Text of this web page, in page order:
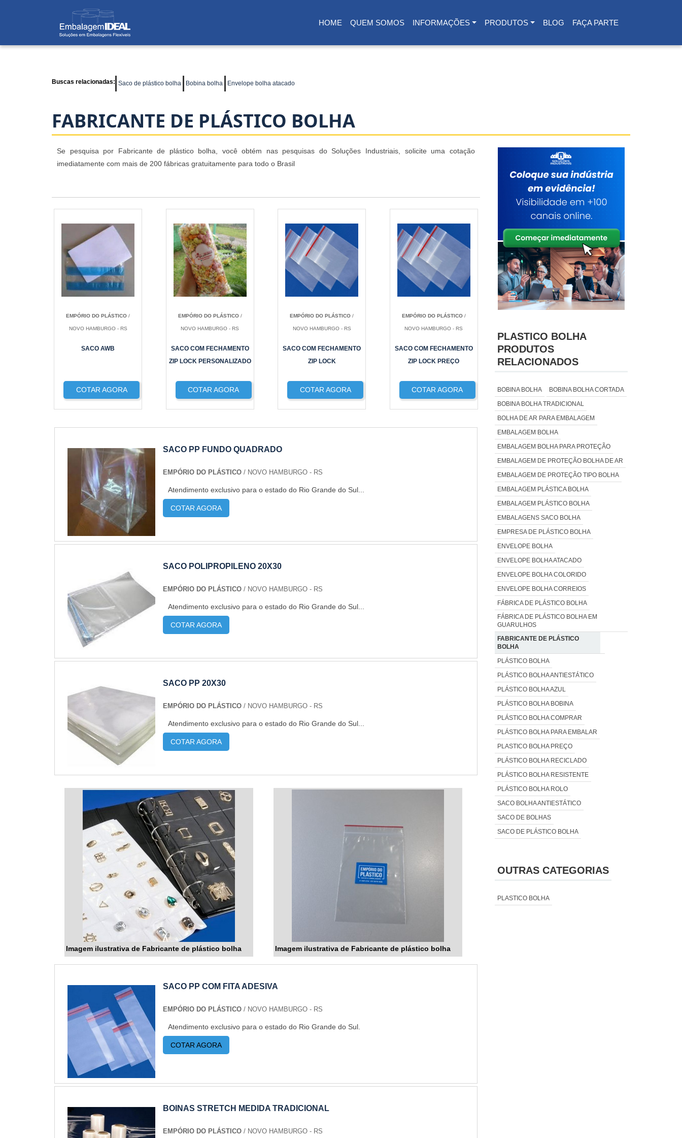
HOME
(CURRENT)
QUEM SOMOS INFORMAÇÕES PRODUTOS BLOG FAÇA PARTE
Buscas relacionadas: Saco de plástico bolha Bobina bolha Envelope bolha atacado
FABRICANTE DE PLÁSTICO BOLHA
Se pesquisa por Fabricante de plástico bolha, você obtém nas pesquisas do Soluções Industriais, solicite uma cotação
imediatamente com mais de 200 fábricas gratuitamente para todo o Brasil
EMPÓRIO DO PLÁSTICO /
NOVO HAMBURGO - RS
SACO AWB
COTAR AGORA
EMPÓRIO DO PLÁSTICO/
NOVO HAMBURGO - RS
SACO COM FECHAMENTO
ZIP LOCK PERSONALIZADO
COTAR AGORA
EMPÓRIO DO PLÁSTICO /
NOVO HAMBURGO - RS
SACO COM FECHAMENTO
ZIP LOCK
COTAR AGORA
EMPÓRIO DO PLÁSTICO/
NOVO HAMBURGO - RS
SACO COM FECHAMENTO
ZIP LOCK PREÇO
COTAR AGORA
SACO PP FUNDO QUADRADO
EMPÓRIO DO PLÁSTICO / NOVO HAMBURGO - RS
Atendimento exclusivo para o estado do Rio Grande do Sul...
COTAR AGORA
SACO POLIPROPILENO 20X30
EMPÓRIO DO PLÁSTICO / NOVO HAMBURGO - RS
Atendimento exclusivo para o estado do Rio Grande do Sul...
COTAR AGORA
SACO PP 20X30
EMPÓRIO DO PLÁSTICO / NOVO HAMBURGO - RS
Atendimento exclusivo para o estado do Rio Grande do Sul...
COTAR AGORA
Imagem ilustrativa de Fabricante de plástico bolha Imagem ilustrativa de Fabricante de plástico bolha
SACO PP COM FITA ADESIVA
EMPÓRIO DO PLÁSTICO/ NOVO HAMBURGO - RS
Atendimento exclusivo para o estado do Rio Grande do Sul.
COTAR AGORA
BOINAS STRETCH MEDIDA TRADICIONAL
EMPÓRIO DO PLÁSTICO/ NOVO HAMBURGO - RS
PLASTICO BOLHA
PRODUTOS
RELACIONADOS
BOBINA BOLHA
BOBINA BOLHA CORTADA
BOBINA BOLHA TRADICIONAL
BOLHA DE AR PARA EMBALAGEM
EMBALAGEM BOLHA
EMBALAGEM BOLHA PARA PROTEÇÃO
EMBALAGEM DE PROTEÇÃO BOLHA DE AR
EMBALAGEM DE PROTEÇÃO TIPO BOLHA
EMBALAGEM PLÁSTICA BOLHA
EMBALAGEM PLÁSTICO BOLHA
EMBALAGENS SACO BOLHA
EMPRESA DE PLÁSTICO BOLHA
ENVELOPE BOLHA
ENVELOPE BOLHA ATACADO
ENVELOPE BOLHA COLORIDO
ENVELOPE BOLHA CORREIOS
FÁBRICA DE PLÁSTICO BOLHA
FÁBRICA DE PLÁSTICO BOLHA EM
GUARULHOS
FABRICANTE DE PLÁSTICO
BOLHA
PLÁSTICO BOLHA
PLÁSTICO BOLHA ANTIESTÁTICO
PLÁSTICO BOLHA AZUL
PLÁSTICO BOLHA BOBINA
PLÁSTICO BOLHA COMPRAR
PLÁSTICO BOLHA PARA EMBALAR
PLASTICO BOLHA PREÇO
PLÁSTICO BOLHA RECICLADO
PLÁSTICO BOLHA RESISTENTE
PLÁSTICO BOLHA ROLO
SACO BOLHA ANTIESTÁTICO
SACO DE BOLHAS
SACO DE PLÁSTICO BOLHA
OUTRAS CATEGORIAS
PLASTICO BOLHA